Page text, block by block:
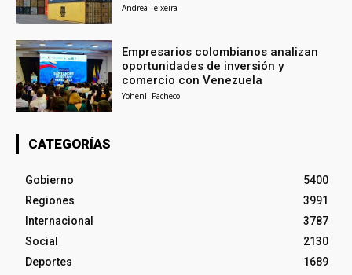
Andrea Teixeira
Empresarios colombianos analizan
oportunidades de inversión y
comercio con Venezuela
Yohenli Pacheco
CATEGORÍAS
Gobierno
5400
Regiones
3991
Internacional
3787
Social
2130
Deportes
1689